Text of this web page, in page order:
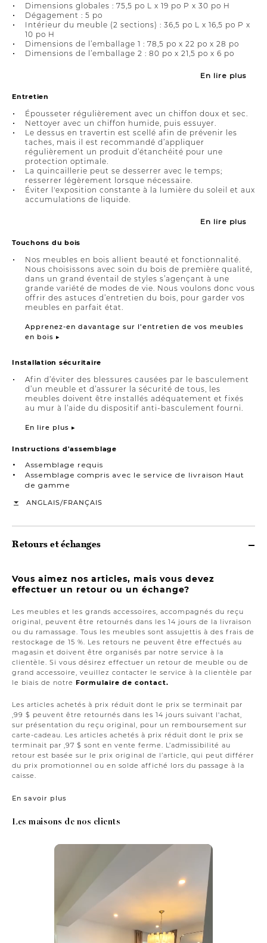
Dimensions globales : 75,5 po L x 19 po P x 30 po H
Dégagement : 5 po
Intérieur du meuble (2 sections) : 36,5 po L x 16,5 po P x
10 po H
Dimensions de l’emballage 1 : 78,5 po x 22 po x 28 po
Dimensions de l’emballage 2 : 80 po x 21,5 po x 6 po
En lire plus
Entretien
Épousseter régulièrement avec un chiffon doux et sec.
Nettoyer avec un chiffon humide, puis essuyer.
Le dessus en travertin est scellé afin de prévenir les
taches, mais il est recommandé d’appliquer
régulièrement un produit d’étanchéité pour une
protection optimale.
La quincaillerie peut se desserrer avec le temps;
resserrer légèrement lorsque nécessaire.
Éviter l'exposition constante à la lumière du soleil et aux
accumulations de liquide.
En lire plus
Touchons du bois
Nos meubles en bois allient beauté et fonctionnalité.
Nous choisissons avec soin du bois de première qualité,
dans un grand éventail de styles s’agençant à une
grande variété de modes de vie. Nous voulons donc vous
offrir des astuces d’entretien du bois, pour garder vos
meubles en parfait état.
Apprenez-en davantage sur l’entretien de vos meubles
en bois ▸
Installation sécuritaire
Afin d’éviter des blessures causées par le basculement
d’un meuble et d’assurer la sécurité de tous, les
meubles doivent être installés adéquatement et fixés
au mur à l’aide du dispositif anti-basculement fourni.
En lire plus ▸
Instructions d'assemblage
Assemblage requis
Assemblage compris avec le service de livraison Haut
de gamme
ANGLAIS/FRANÇAIS
Retours et échanges
Vous aimez nos articles, mais vous devez
effectuer un retour ou un échange?
Les meubles et les grands accessoires, accompagnés du reçu
original, peuvent être retournés dans les 14 jours de la livraison
ou du ramassage. Tous les meubles sont assujettis à des frais de
restockage de 15 %. Les retours ne peuvent être effectués au
magasin et doivent être organisés par notre service à la
clientèle. Si vous désirez effectuer un retour de meuble ou de
grand accessoire, veuillez contacter le service à la clientèle par
le biais de notre Formulaire de contact.
Les articles achetés à prix réduit dont le prix se terminait par
,99 $ peuvent être retournés dans les 14 jours suivant l'achat,
sur présentation du reçu original, pour un remboursement sur
carte-cadeau. Les articles achetés à prix réduit dont le prix se
terminait par ,97 $ sont en vente ferme. L’admissibilité au
retour est basée sur le prix original de l’article, qui peut différer
du prix promotionnel ou en solde affiché lors du passage à la
caisse.
En savoir plus
Les maisons de nos clients
Media Carousel
Carousel with product photos. Use the previous and